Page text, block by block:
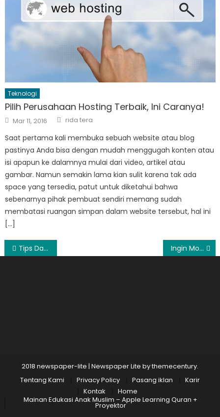
Teknologi
Pilih Perusahaan Hosting Terbaik, Ini Caranya!
Posted
on
Mar 11, 2016 Author
rida tera
Saat pertama kali membuka sebuah website atau blog
pastinya Anda bisa dengan mudah menggugah konten atau
isi apapun ke dalamnya mulai dari video, artikel atau
gambar. Namun semakin lama kian sulit karena tak ada
space yang tersedia, patut untuk diketahui bahwa
sebenarnya pihak pembuat sendiri memang sudah
membatasi ruangan simpan dalam website tersebut, hal ini
[…]
Post
Tips Dalam Melakukan Promosi Secara Online Ingin Motor Anda Aman, Maka Lindungilah Dengan Asuransi Kendaraan Bermotor
2018 newspaper-lite | Newspaper Lite bythemecentury.
Tentang Kami
Privacy Policy Pasang iklan
Karir
Kontak
Home
Mainan Edukasi Anak Muslim – Apple Learning Quran +
Proyektor